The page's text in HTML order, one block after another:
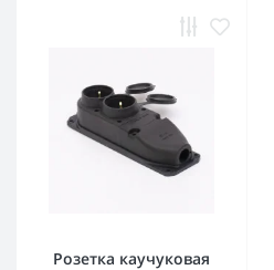
Розетка каучуковая